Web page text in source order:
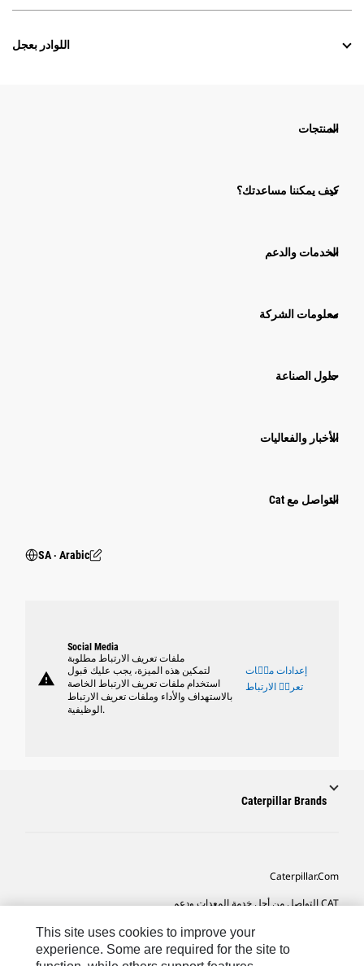
اللوادر بعجل
المنتجات
كيف يمكننا مساعدتك؟
الخدمات والدعم
معلومات الشركة
حلول الصناعة
الأخبار والفعاليات
التواصل مع Cat
SA ‧ Arabic
warning
Social Media
ملفات تعريف الارتباط مطلوبة
لتمكين هذه الميزة، يجب عليك قبول
استخدام ملفات تعريف الارتباط الخاصة
بالاستهداف والأداء وملفات تعريف الارتباط
الوظيفية.
إعدادات ملٝات
تعريٝ الارتباط
Caterpillar Brands
Caterpillar.com
CAT التواصل من أجل خدمة المعدات ودعم
تفضيلات التسويق الخاصة بي
خريطة الموقع
This site uses cookies to improve your
experience. Some are required for the site to